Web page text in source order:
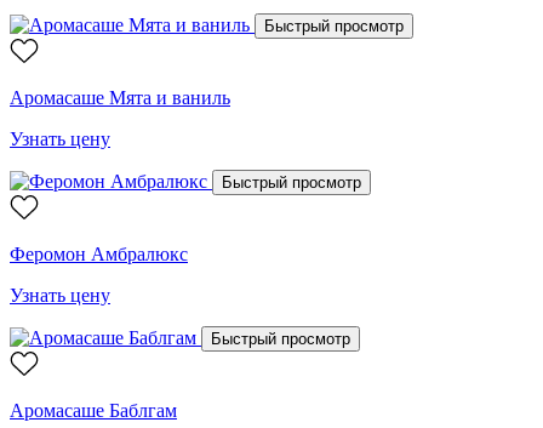
Быстрый просмотр
Аромасаше Мята и ваниль
Узнать цену
Быстрый просмотр
Феромон Амбралюкс
Узнать цену
Быстрый просмотр
Аромасаше Баблгам